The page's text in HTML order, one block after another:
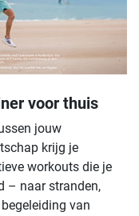
voor thuis
jouw
krijg je
workouts die je
– naar stranden,
van